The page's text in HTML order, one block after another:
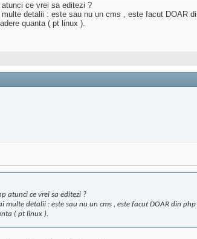
ce vrei sa editezi ?
detalii : este sau nu un cms , este facut DOAR
quanta ( pt linux ).
atunci ce vrei sa editezi ?
detalii : este sau nu un cms , este facut DOAR din
( pt linux ).